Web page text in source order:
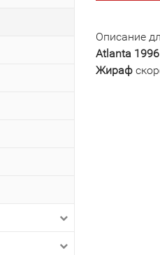
Описание
Atlanta
Жираф